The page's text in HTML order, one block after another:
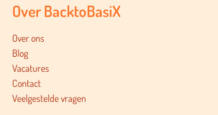
Over BacktoBasiX
Over ons
Blog
Vacatures
Contact
Veelgestelde vragen